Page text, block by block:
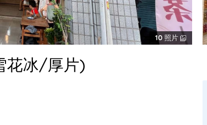
10 照片
花冰/厚片)